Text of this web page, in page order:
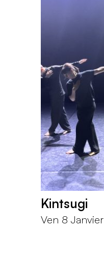
Kintsugi
Ven 8 Janvier